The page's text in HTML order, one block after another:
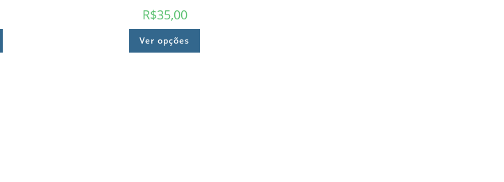
R$35,00
Ver opções